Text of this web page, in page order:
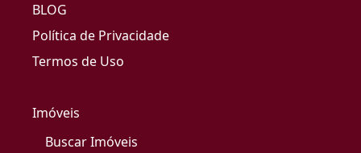
BLOG
Política de Privacidade
Termos de Uso
Imóveis
Buscar Imóveis